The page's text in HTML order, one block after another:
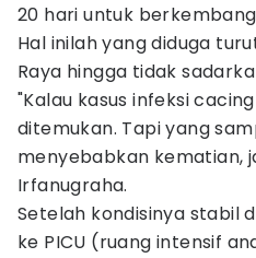
20 hari untuk
Hal inilah yang diduga
Raya hingga tidak
"Kalau kasus infeksi
ditemukan. Tapi yang
menyebabkan kematian,
Irfanugraha.
Setelah kondisinya stabil
ke PICU (ruang intensif